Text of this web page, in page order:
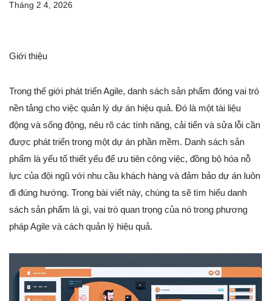
Tháng 2 4, 2026
Giới thiệu
Trong thế giới phát triển Agile, danh sách sản phẩm đóng vai trò
nền tảng cho việc quản lý dự án hiệu quả. Đó là một tài liệu
động và sống động, nêu rõ các tính năng, cải tiến và sửa lỗi cần
được phát triển trong một dự án phần mềm. Danh sách sản
phẩm là yếu tố thiết yếu để ưu tiên công việc, đồng bộ hóa nỗ
lực của đội ngũ với nhu cầu khách hàng và đảm bảo dự án luôn
đi đúng hướng. Trong bài viết này, chúng ta sẽ tìm hiểu danh
sách sản phẩm là gì, vai trò quan trọng của nó trong phương
pháp Agile và cách quản lý hiệu quả.